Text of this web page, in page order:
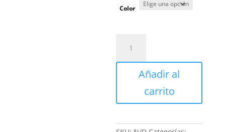
Color
(tramo
Añadir al
carrito